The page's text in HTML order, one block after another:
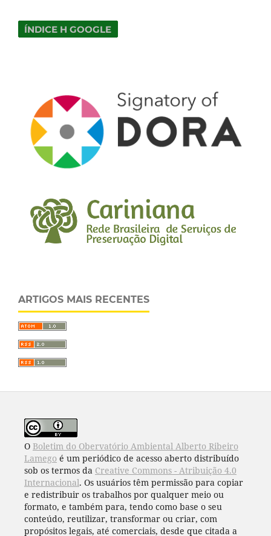
ARTIGOS MAIS RECENTES
O Boletim do Obervatório Ambiental Alberto Ribeiro
Lamego é um periódico de acesso aberto distribuído
sob os termos da Creative Commons - Atribuição 4.0
Internacional. Os usuários têm permissão para copiar
e redistribuir os trabalhos por qualquer meio ou
formato, e também para, tendo como base o seu
conteúdo, reutilizar, transformar ou criar, com
propósitos legais, até comerciais, desde que citada a